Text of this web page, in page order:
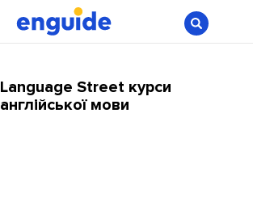
Language Street курси
англійської мови